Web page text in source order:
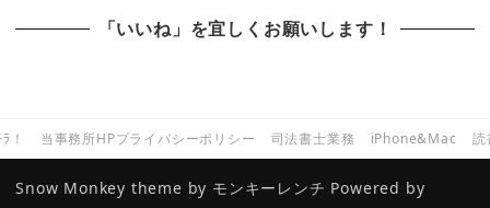
「いいね」を宜しくお願いします！
！ 当事務所HPプライバシーポリシー 司法書士業務 iPhone&Mac 読
Snow Monkey theme by モンキーレンチ Powered by